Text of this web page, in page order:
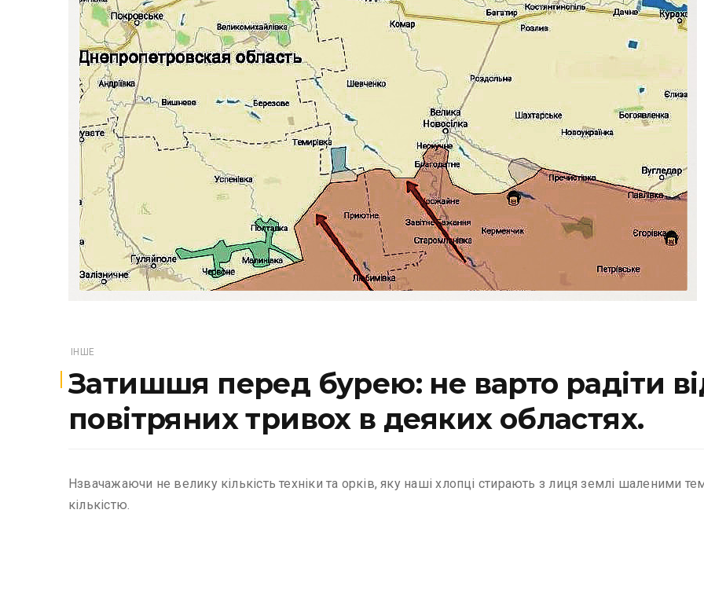
ІНШЕ
Затишшя перед бурею: не варто радіти
повітряних тривох в деяких областях.
Нзвачажаючи не велику кількість техніки та орків, яку наші хлопці стирають з лиця землі шаленими
кількістю.